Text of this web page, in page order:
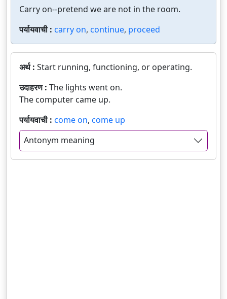
Carry on--pretend we are not in the room.
पर्यायवाची : carry on, continue, proceed
अर्थ : Start running, functioning, or operating.
उदाहरण : The lights went on.
The computer came up.
पर्यायवाची : come on, come up
Antonym meaning